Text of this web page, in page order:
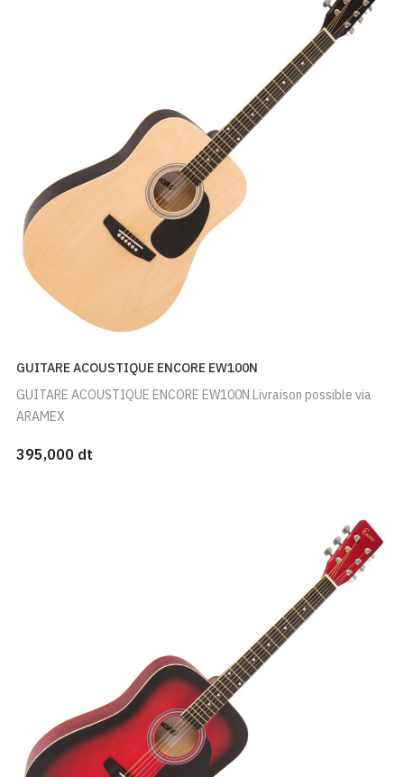
GUITARE ACOUSTIQUE ENCORE EW100N
GUITARE ACOUSTIQUE ENCORE EW100N Livraison possible via
ARAMEX
395,000 dt